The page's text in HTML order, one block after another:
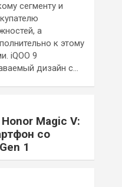
сегменту и
а
к этому
iQOO 9
дизайн с…
Magic V:
со
1